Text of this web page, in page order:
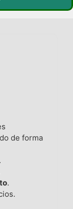
de forma
.